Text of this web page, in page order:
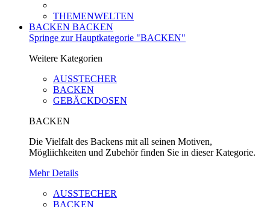
THEMENWELTEN
BACKEN BACKEN
Springe zur Hauptkategorie "BACKEN"
Weitere Kategorien
AUSSTECHER
BACKEN
GEBÄCKDOSEN
BACKEN
Die Vielfalt des Backens mit all seinen Motiven,
Mögliichkeiten und Zubehör finden Sie in dieser Kategorie.
Mehr Details
AUSSTECHER
BACKEN